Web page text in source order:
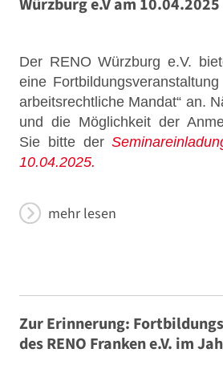
Würzburg e.V am 10.04.2025
Der RENO Würzburg e.V.
eine
arbeitsrechtliche Mandat“ an.
und die Möglichkeit der
Sie bitte der
10.04.2025.
mehr lesen
Zur Erinnerung:
des RENO Franken e.V. im